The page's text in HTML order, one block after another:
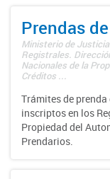
Prendas
Ministerio de
Registrales.
Nacionales de la
Créditos ...
Trámites de
inscriptos en los
Propiedad del
Prendarios.